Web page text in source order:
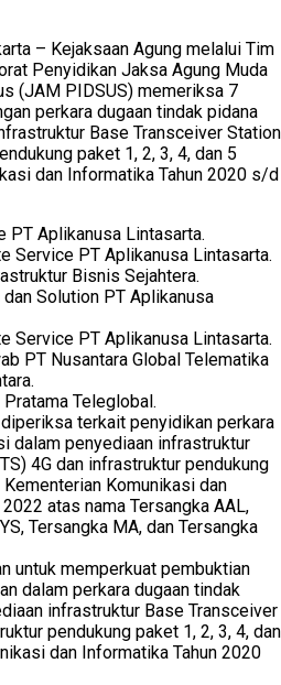
– Kejaksaan Agung melalui Tim
Penyidikan Jaksa Agung Muda
(JAM PIDSUS) memeriksa 7
perkara dugaan tindak pidana
Base Transceiver Station
paket 1, 2, 3, 4, dan 5
dan Informatika Tahun 2020 s/d
PT Aplikanusa Lintasarta.
Service PT Aplikanusa Lintasarta.
Bisnis Sejahtera.
Solution PT Aplikanusa
Service PT Aplikanusa Lintasarta.
PT Nusantara Global Telematika
Teleglobal.
terkait penyidikan perkara
dalam penyediaan infrastruktur
4G dan infrastruktur pendukung
Komunikasi dan
atas nama Tersangka AAL,
Tersangka MA, dan Tersangka
untuk memperkuat pembuktian
dalam perkara dugaan tindak
infrastruktur Base Transceiver
pendukung paket 1, 2, 3, 4, dan
dan Informatika Tahun 2020